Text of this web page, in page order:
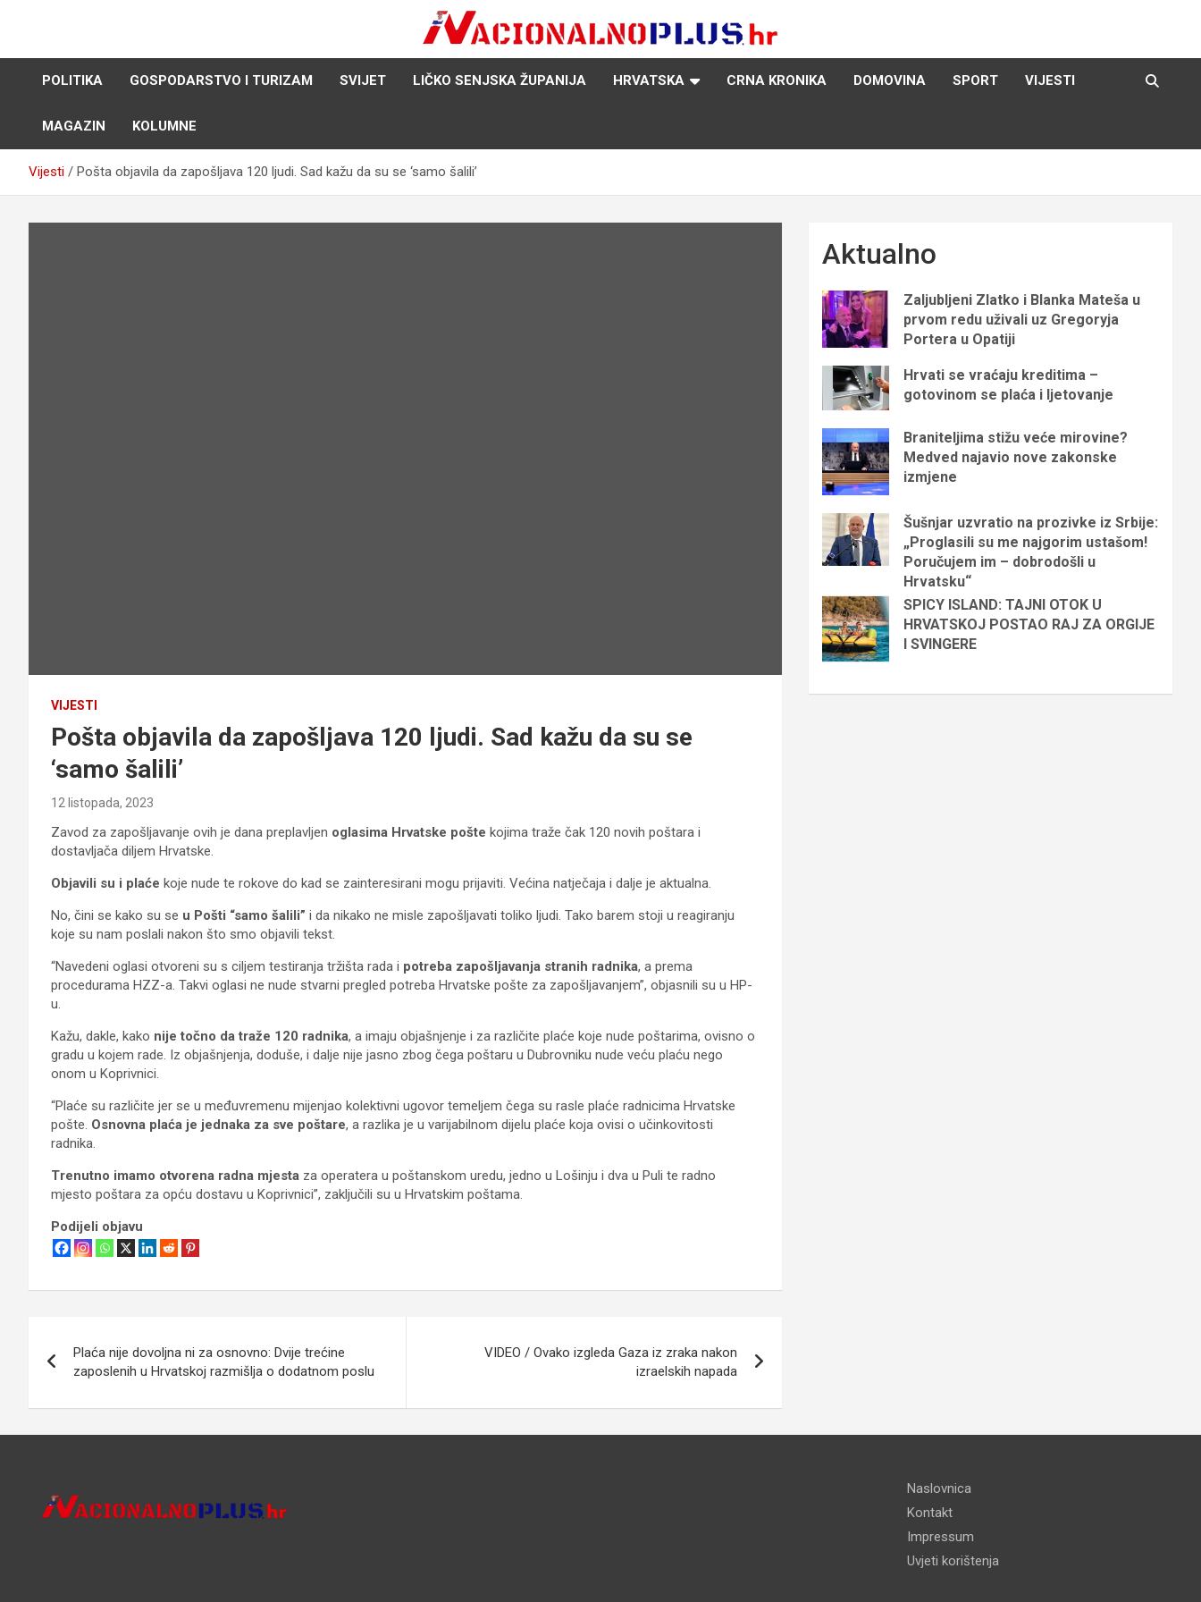
NacionalnoPlus.hr
Nacija želi znati više
POLITIKA
GOSPODARSTVO I TURIZAM SVIJET LIČKO SENJSKA ŽUPANIJA HRVATSKA CRNA KRONIKA DOMOVINA SPORT VIJESTI
MAGAZIN KOLUMNE
Vijesti Pošta objavila da zapošljava 120 ljudi. Sad kažu da su se ‘samo šalili’
VIJESTI
Pošta objavila da zapošljava 120 ljudi. Sad kažu da su se
‘samo šalili’
12 listopada, 2023
Zavod za zapošljavanje ovih je dana preplavljen oglasima Hrvatske pošte kojima traže čak 120 novih poštara i
dostavljača diljem Hrvatske.
Objavili su i plaće koje nude te rokove do kad se zainteresirani mogu prijaviti. Većina natječaja i dalje je aktualna.
No, čini se kako su se u Pošti “samo šalili” i da nikako ne misle zapošljavati toliko ljudi. Tako barem stoji u reagiranju
koje su nam poslali nakon što smo objavili tekst.
“Navedeni oglasi otvoreni su s ciljem testiranja tržišta rada i potreba zapošljavanja stranih radnika, a prema
procedurama HZZ-a. Takvi oglasi ne nude stvarni pregled potreba Hrvatske pošte za zapošljavanjem”, objasnili su u HP-
u.
Kažu, dakle, kako nije točno da traže 120 radnika, a imaju objašnjenje i za različite plaće koje nude poštarima, ovisno o
gradu u kojem rade. Iz objašnjenja, doduše, i dalje nije jasno zbog čega poštaru u Dubrovniku nude veću plaću nego
onom u Koprivnici.
“Plaće su različite jer se u međuvremenu mijenjao kolektivni ugovor temeljem čega su rasle plaće radnicima Hrvatske
pošte. Osnovna plaća je jednaka za sve poštare, a razlika je u varijabilnom dijelu plaće koja ovisi o učinkovitosti
radnika.
Trenutno imamo otvorena radna mjesta za operatera u poštanskom uredu, jedno u Lošinju i dva u Puli te radno
mjesto poštara za opću dostavu u Koprivnici”, zaključili su u Hrvatskim poštama.
Podijeli objavu
objava
Plaća nije dovoljna ni za osnovno: Dvije trećine
zaposlenih u Hrvatskoj razmišlja o dodatnom poslu
VIDEO / Ovako izgleda Gaza iz zraka nakon
izraelskih napada
Aktualno
Zaljubljeni Zlatko i Blanka Mateša u
prvom redu uživali uz Gregoryja
Portera u Opatiji
Hrvati se vraćaju kreditima –
gotovinom se plaća i ljetovanje
Braniteljima stižu veće mirovine?
Medved najavio nove zakonske
izmjene
Šušnjar uzvratio na prozivke iz Srbije:
„Proglasili su me najgorim ustašom!
Poručujem im – dobrodošli u
Hrvatsku“
SPICY ISLAND: TAJNI OTOK U
HRVATSKOJ POSTAO RAJ ZA ORGIJE
I SVINGERE
Naslovnica
Kontakt
Impressum
Uvjeti korištenja